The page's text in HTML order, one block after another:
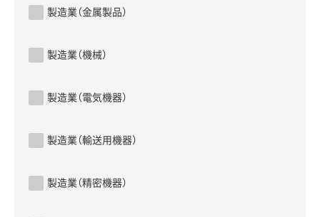
製造業（金属製品）
製造業（機械）
製造業（電気機器）
製造業（輸送用機器）
製造業（精密機器）